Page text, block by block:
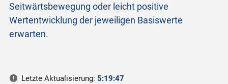
Seitwärtsbewegung oder leicht positive
Wertentwicklung der jeweiligen Basiswerte
erwarten.
Letzte Aktualisierung: 5:19:47